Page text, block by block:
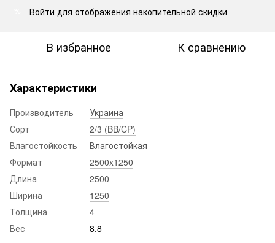
Войти для отображения накопительной скидки
В избранное К сравнению
Характеристики
Производитель
Украина
Сорт
2/3 (BB/CP)
Влагостойкость
Влагостойкая
Формат
2500x1250
Длина
2500
Ширина
1250
Толщина
4
Вес
8.8